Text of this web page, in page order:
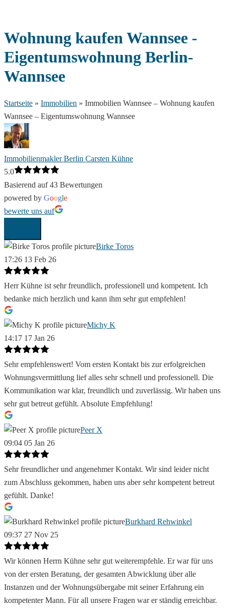
Wohnung kaufen Wannsee -
Eigentumswohnung Berlin-
Wannsee
Startseite » Immobilien » Immobilien Wannsee – Wohnung kaufen
Wannsee – Eigentumswohnung Wannsee
Immobilienmakler Berlin Carsten Kühne
5.0
Basierend auf 43 Bewertungen
powered by Google
bewerte uns auf
Birke Toros
17:26 13 Feb 26
Herr Kühne ist sehr freundlich, professionell und kompetent. Ich
bedanke mich herzlich und kann ihm sehr gut empfehlen!
Michy K
14:17 17 Jan 26
Sehr empfehlenswert! Vom ersten Kontakt bis zur erfolgreichen
Wohnungsvermittlung lief alles sehr schnell und professionell. Die
Kommunikation war klar, freundlich und zuverlässig. Wir haben uns
sehr gut betreut gefühlt. Absolute Empfehlung!
Peer X
09:04 05 Jan 26
Sehr freundlicher und angenehmer Kontakt. Wir sind leider nicht
zum Abschluss gekommen, haben uns aber sehr kompetent betreut
gefühlt. Danke!
Burkhard Rehwinkel
09:37 27 Nov 25
Wir können Herrn Kühne sehr gut weiterempfehle. Er war für uns
von der ersten Beratung, der gesamten Abwicklung über alle
Instanzen und der Wohnungsübergabe mit seiner Erfahrung ein
kompetenter Mann. Für all unsere Fragen war er ständig erreichbar.